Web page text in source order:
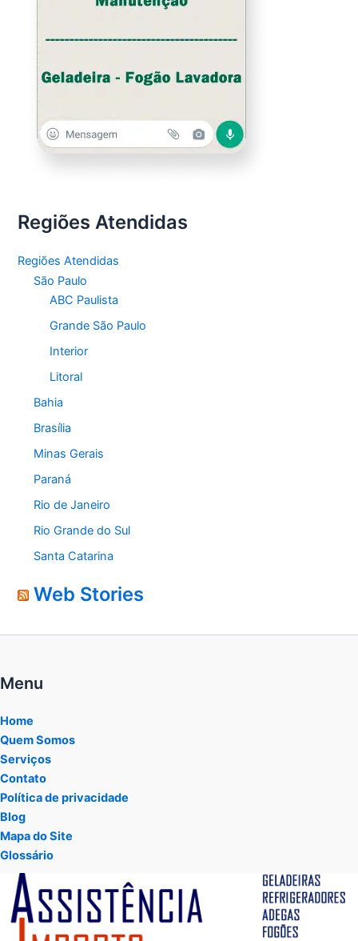
Regiões Atendidas
Regiões Atendidas
São Paulo
ABC Paulista
Grande São Paulo
Interior
Litoral
Bahia
Brasília
Minas Gerais
Paraná
Rio de Janeiro
Rio Grande do Sul
Santa Catarina
Web Stories
Menu
Home
Quem Somos
Serviços
Contato
Política de privacidade
Blog
Mapa do Site
Glossário
Tocador
vídeo